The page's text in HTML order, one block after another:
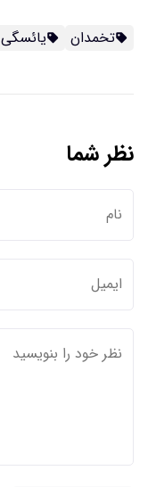
تخمدان یائسگی
نظر شما